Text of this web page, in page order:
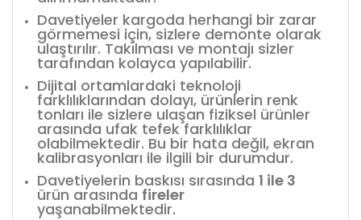
Davetiyeler kargoda herhangi bir zarar
görmemesi için, sizlere demonte olarak
ulaştırılır. Takılması ve montajı sizler
tarafından kolayca yapılabilir.
Dijital ortamlardaki teknoloji
farklılıklarından dolayı, ürünlerin renk
tonları ile sizlere ulaşan fiziksel ürünler
arasında ufak tefek farklılıklar
olabilmektedir. Bu bir hata değil, ekran
kalibrasyonları ile ilgili bir durumdur.
Davetiyelerin baskısı sırasında 1 ile 3
ürün arasında fireler
yaşanabilmektedir.